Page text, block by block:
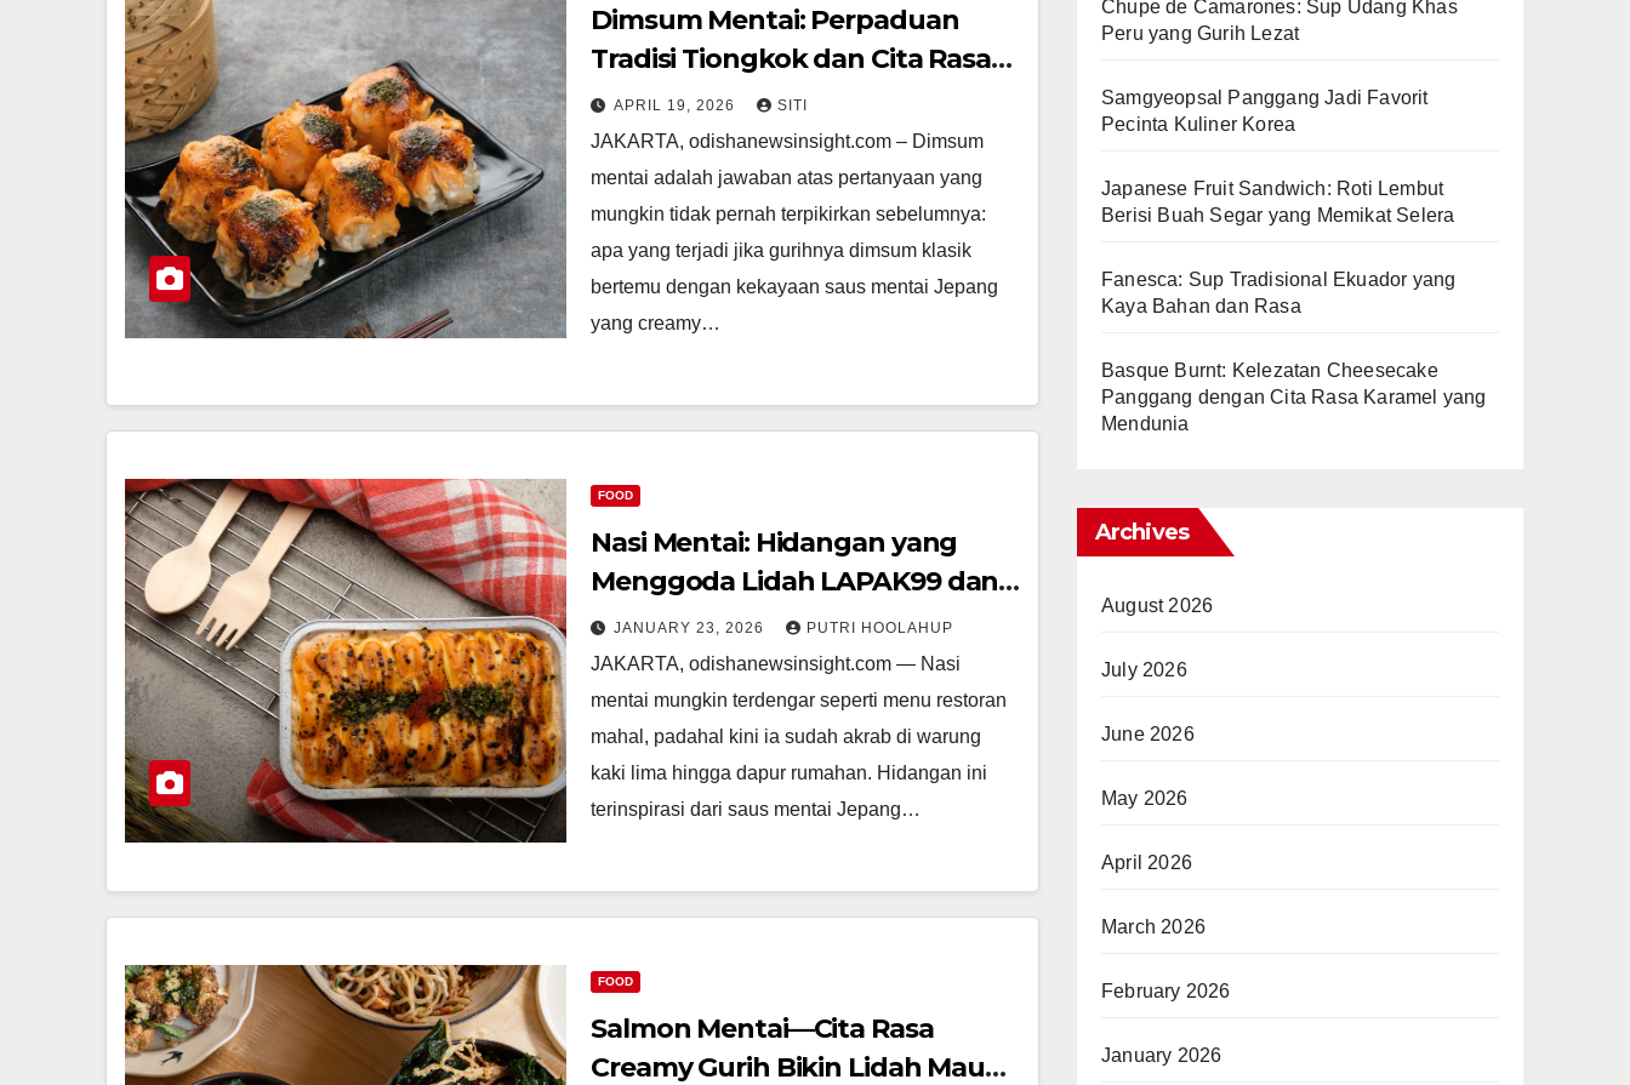
Dimsum Mentai: Perpaduan
Tradisi Tiongkok dan Cita Rasa
Jepang
APRIL 19, 2026 SITI
JAKARTA, odishanewsinsight.com – Dimsum
mentai adalah jawaban atas pertanyaan yang
mungkin tidak pernah terpikirkan sebelumnya:
apa yang terjadi jika gurihnya dimsum klasik
bertemu dengan kekayaan saus mentai Jepang
yang creamy…
FOOD
Nasi Mentai: Hidangan yang
Menggoda Lidah LAPAK99 dan
Bikin Ketagihan
JANUARY 23, 2026 PUTRI HOOLAHUP
JAKARTA, odishanewsinsight.com — Nasi
mentai mungkin terdengar seperti menu restoran
mahal, padahal kini ia sudah akrab di warung
kaki lima hingga dapur rumahan. Hidangan ini
terinspirasi dari saus mentai Jepang…
FOOD
Salmon Mentai—Cita Rasa
Creamy Gurih Bikin Lidah Mau
Chupe de Camarones: Sup Udang Khas
Peru yang Gurih Lezat
Samgyeopsal Panggang Jadi Favorit
Pecinta Kuliner Korea
Japanese Fruit Sandwich: Roti Lembut
Berisi Buah Segar yang Memikat Selera
Fanesca: Sup Tradisional Ekuador yang
Kaya Bahan dan Rasa
Basque Burnt: Kelezatan Cheesecake
Panggang dengan Cita Rasa Karamel yang
Mendunia
Archives
August 2026
July 2026
June 2026
May 2026
April 2026
March 2026
February 2026
January 2026